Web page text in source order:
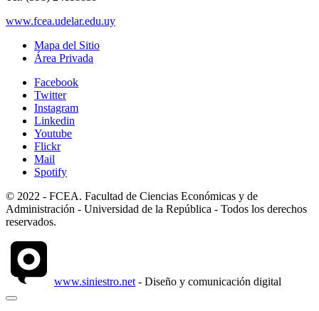
www.fcea.udelar.edu.uy
Mapa del Sitio
Área Privada
Facebook
Twitter
Instagram
Linkedin
Youtube
Flickr
Mail
Spotify
© 2022 - FCEA. Facultad de Ciencias Económicas y de
Administración - Universidad de la República - Todos los derechos
reservados.
www.siniestro.net - Diseño y comunicación digital